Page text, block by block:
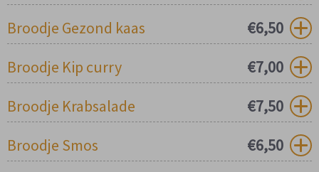
Broodje Gezond kaas
€6,50
Broodje Kip curry
€7,00
Broodje Krabsalade
€7,50
Broodje Smos
€6,50